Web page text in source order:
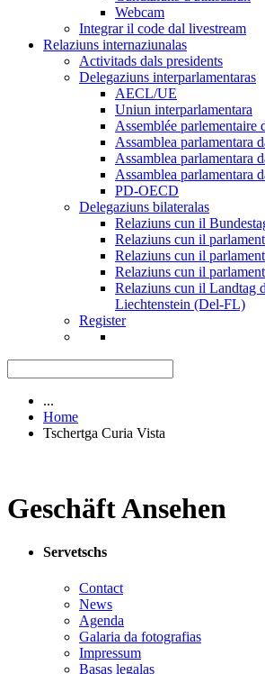
Webcam
Integrar il code dal livestream
Relaziuns internaziunalas
Activitads dals presidents
Delegaziuns interparlamentaras
AECL/UE
Uniun interparlamentara
Assemblée parlementaire
Assamblea parlamentara
Assamblea parlamentara
Assamblea parlamentara
PD-OECD
Delegaziuns bilateralas
Relaziuns cun il
Relaziuns cun il
Relaziuns cun il
Relaziuns cun il
Relaziuns cun il Landtag
Liechtenstein (Del-FL)
Register
...
Home
Tschertga Curia Vista
Geschäft Ansehen
Servetschs
Contact
News
Agenda
Galaria da fotografias
Impressum
Basas legalas